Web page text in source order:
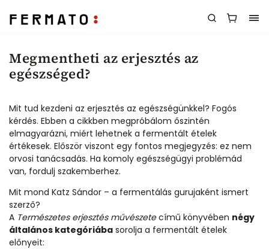
Megmentheti az erjesztés az
egészséged?
Mit tud kezdeni az erjesztés az egészségünkkel? Fogós
kérdés. Ebben a cikkben megpróbálom őszintén
elmagyarázni, miért lehetnek a fermentált ételek
értékesek. Először viszont egy fontos megjegyzés: ez nem
orvosi tanácsadás. Ha komoly egészségügyi problémád
van, fordulj szakemberhez.
Mit mond Katz Sándor – a fermentálás gurujaként ismert
szerző?
A Természetes erjesztés művészetecímű könyvében négy
általános kategóriába sorolja a fermentált ételek
előnyeit: